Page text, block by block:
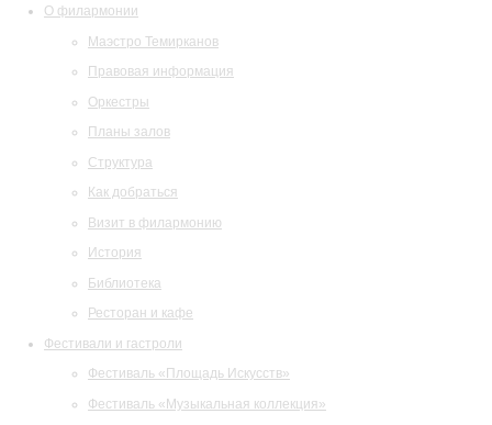
О филармонии
Маэстро Темирканов
Правовая информация
Оркестры
Планы залов
Структура
Как добраться
Визит в филармонию
История
Библиотека
Ресторан и кафе
Фестивали и гастроли
Фестиваль «Площадь Искусств»
Фестиваль «Музыкальная коллекция»